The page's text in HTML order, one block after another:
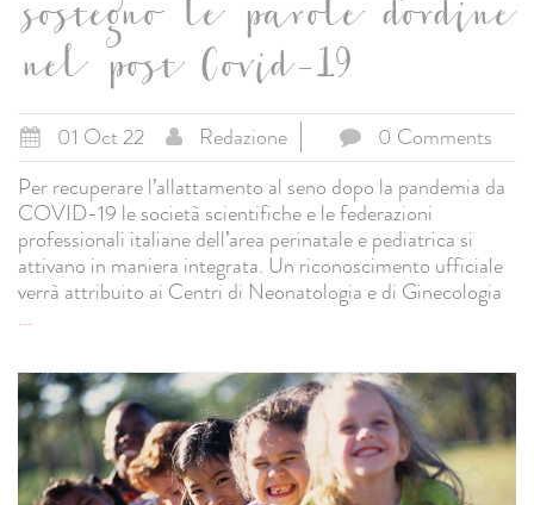
sostegno le parole d'ordine
nel post Covid-19
01 Oct 22 Redazione
0 Comments
Per recuperare l’allattamento al seno dopo la pandemia da
COVID-19 le società scientifiche e le federazioni
professionali italiane dell’area perinatale e pediatrica si
attivano in maniera integrata. Un riconoscimento ufficiale
verrà attribuito ai Centri di Neonatologia e di Ginecologia
...